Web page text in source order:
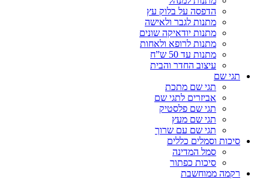
הדפסה על בלוק עץ
מתנות לגבר ולאישה
מתנות יודאיקה שונים
מתנות לרופא ולאחות
מתנות עד 50 ש”ח
עיצוב החדר והבית
תגי שם
תגי שם מתכת
אביזרים לתגי שם
תגי שם פלסטיק
תגי שם מעץ
תגי שם עם שרוך
סיכות וסמלים כללים
סמל המדינה
סיכות כפתור
רקמה ממוחשבת